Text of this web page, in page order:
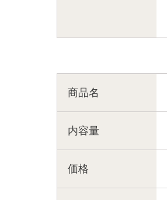
商品名
内容量
価格